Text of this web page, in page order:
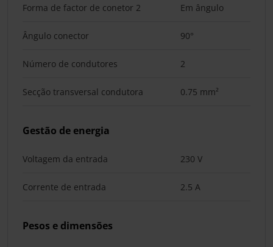
Forma de factor de conetor 2 Em ângulo
Ângulo conector 90°
Número de condutores 2
Secção transversal condutora 0.75 mm²
Gestão de energia
Voltagem da entrada 230 V
Corrente de entrada 2.5 A
Pesos e dimensões